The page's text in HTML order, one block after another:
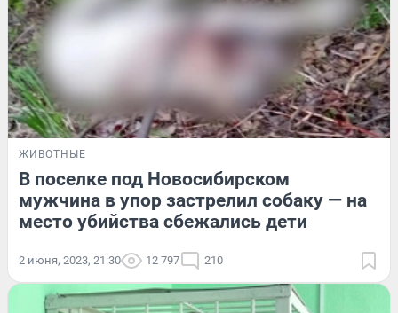
ЖИВОТНЫЕ
В поселке под Новосибирском
мужчина в упор застрелил собаку — на
место убийства сбежались дети
2 июня, 2023, 21:30 12 797 210